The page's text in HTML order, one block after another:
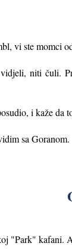
vi ste momci
niti čuli.
i kaže da
sa Goranom.
"Park" kafani.